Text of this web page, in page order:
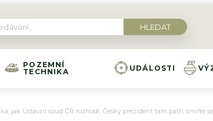
POZEMNÍ
TECHNIKA
UDÁLOSTI
jak Ústavní soud ČR rozhodl. Český prezident tam patří, smiřte